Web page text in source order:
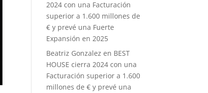
2024 con una Facturación
superior a 1.600 millones de
€ y prevé una Fuerte
Expansión en 2025
Beatriz Gonzalez en BEST
HOUSE cierra 2024 con una
Facturación superior a 1.600
millones de € y prevé una